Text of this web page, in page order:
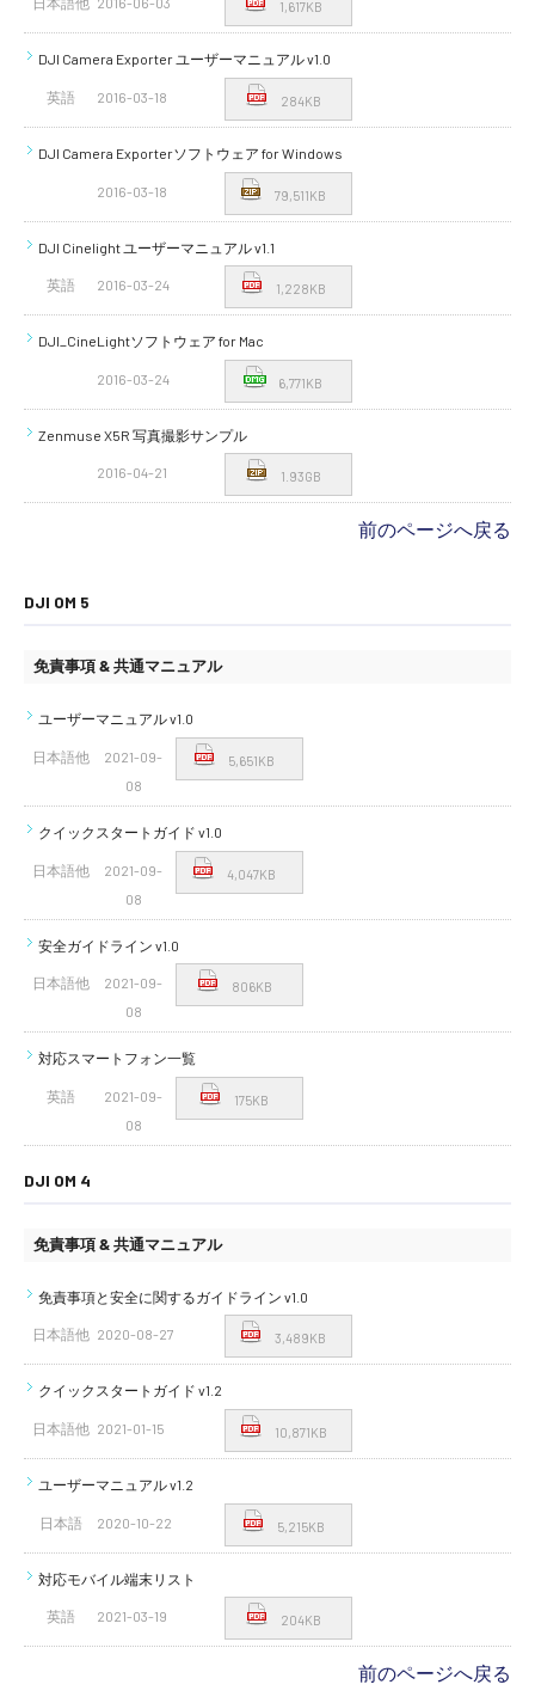
1,617KB
DJI Camera Exporter ユーザーマニュアル v1.0
英語 2016-03-18 284KB
DJI Camera Exporterソフトウェア for Windows
2016-03-18 79,511KB
DJI Cinelight ユーザーマニュアル v1.1
英語 2016-03-24 1,228KB
DJI_CineLightソフトウェア for Mac
2016-03-24 6,771KB
Zenmuse X5R 写真撮影サンプル
2016-04-21 1.93GB
前のページへ戻る
DJI OM 5
免責事項 & 共通マニュアル
ユーザーマニュアル v1.0
日本語他
2021-09-
08
5,651KB
クイックスタートガイド v1.0
日本語他
2021-09-
08
4,047KB
安全ガイドライン v1.0
日本語他
2021-09-
08
806KB
対応スマートフォン一覧
英語
2021-09-
08
175KB
DJI OM 4
免責事項 & 共通マニュアル
免責事項と安全に関するガイドライン v1.0
日本語他 2020-08-27 3,489KB
クイックスタートガイド v1.2
日本語他 2021-01-15 10,871KB
ユーザーマニュアル v1.2
日本語 2020-10-22 5,215KB
対応モバイル端末リスト
英語 2021-03-19 204KB
前のページへ戻る